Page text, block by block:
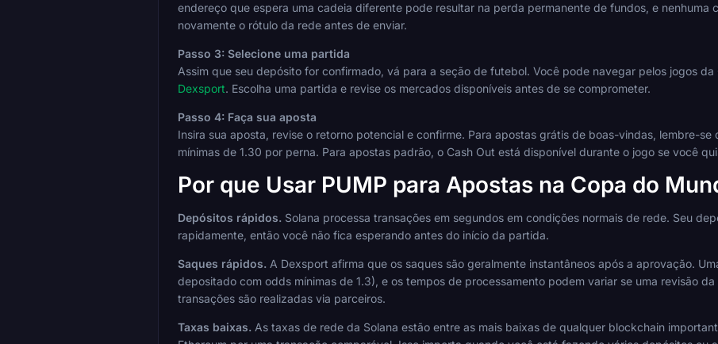
endereço que espera uma cadeia diferente pode resultar na perda permanente de fundos, e
novamente o rótulo da rede antes de enviar.
Passo 3: Selecione uma partida
Assim que seu depósito for confirmado, vá para a seção de futebol. Você pode navegar pelos jogos
Dexsport. Escolha uma partida e revise os mercados disponíveis antes de se comprometer.
Passo 4: Faça sua aposta
Insira sua aposta, revise o retorno potencial e confirme. Para apostas grátis de boas-vindas, lembre-
mínimas de 1.30 por perna. Para apostas padrão, o Cash Out está disponível durante o jogo se você
Por que Usar PUMP para Apostas na Copa do
Depósitos rápidos. Solana processa transações em segundos em condições normais de rede. Seu
rapidamente, então você não fica esperando antes do início da partida.
Saques rápidos. A Dexsport afirma que os saques são geralmente instantâneos após a aprovação.
depositado com odds mínimas de 1.3), e os tempos de processamento podem variar se uma revisão
transações são realizadas via parceiros.
Taxas baixas. As taxas de rede da Solana estão entre as mais baixas de qualquer blockchain